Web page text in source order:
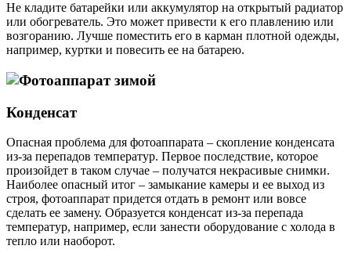
Не кладите батарейки или аккумулятор на открытый радиатор
или обогреватель. Это может привести к его плавлению или
возгоранию. Лучше поместить его в карман плотной одежды,
например, куртки и повесить ее на батарею.
Конденсат
Опасная проблема для фотоаппарата – скопление конденсата
из-за перепадов температур. Первое последствие, которое
произойдет в таком случае – получатся некрасивые снимки.
Наиболее опасный итог – замыкание камеры и ее выход из
строя, фотоаппарат придется отдать в ремонт или вовсе
сделать ее замену. Образуется конденсат из-за перепада
температур, например, если занести оборудование с холода в
тепло или наоборот.